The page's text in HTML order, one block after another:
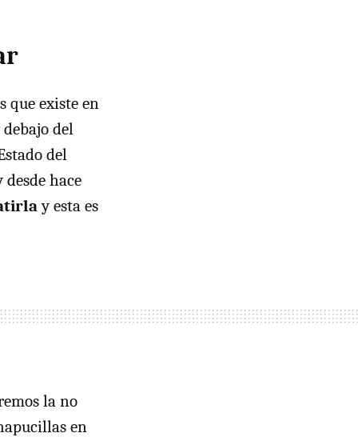
que existe en
del
del
hace
y esta es
la no
en